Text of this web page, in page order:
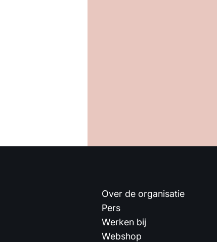
Over de organisatie
Pers
Werken bij
Webshop